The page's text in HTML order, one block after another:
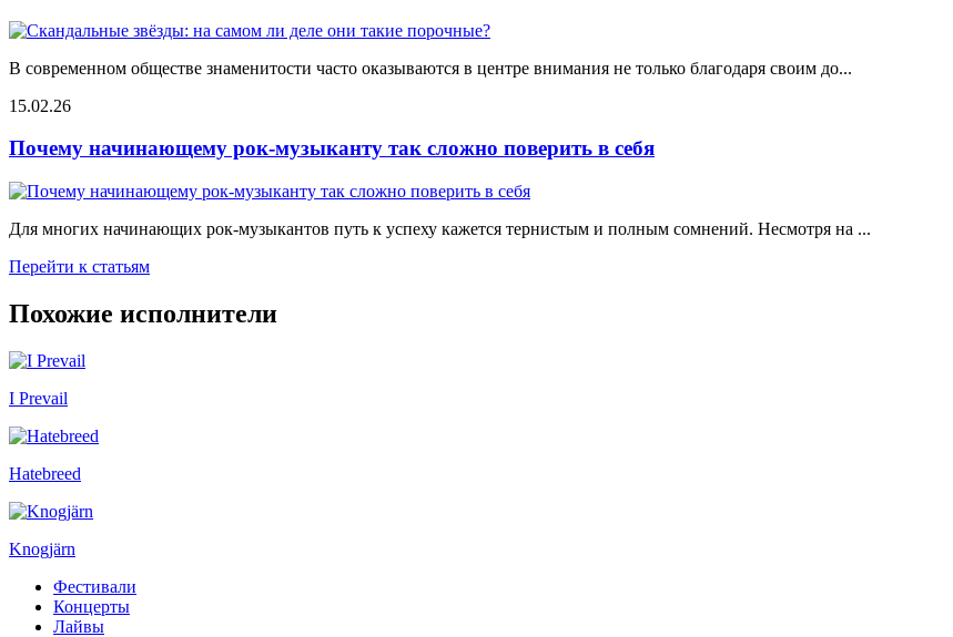
В современном обществе знаменитости часто оказываются в центре внимания не только благодаря своим до...
15.02.26
Почему начинающему рок-музыканту так сложно поверить в себя
Для многих начинающих рок-музыкантов путь к успеху кажется тернистым и полным сомнений. Несмотря на ...
Перейти к статьям
Похожие исполнители
I Prevail
Hatebreed
Knogjärn
Фестивали
Концерты
Лайвы